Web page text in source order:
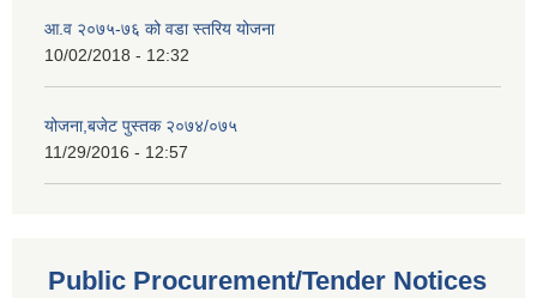
आ.व २०७५-७६ को वडा स्तरिय योजना
10/02/2018 - 12:32
योजना,बजेट पुस्तक २०७४/०७५
11/29/2016 - 12:57
Public Procurement/Tender Notices